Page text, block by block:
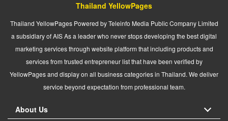
Thailand YellowPages
Thailand YellowPages Powered by Teleinfo Media Public Company Limited
a subsidiary of AIS As a leader who never stops developing the best digital
marketing services through website platform that including products and
services from trusted entrepreneur list that have been verified by
YellowPages and display on all business categories in Thailand. We deliver
service beyond expectation from professional team.
About Us